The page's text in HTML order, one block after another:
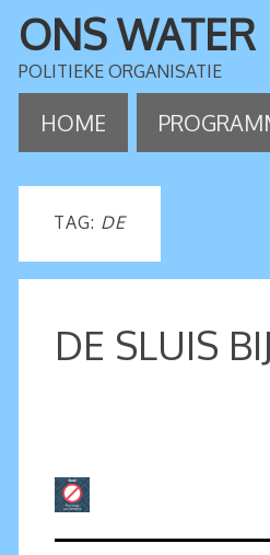
ONS WATER
POLITIEKE ORGANISATIE
HOME
TAG: DE
DE SLUIS